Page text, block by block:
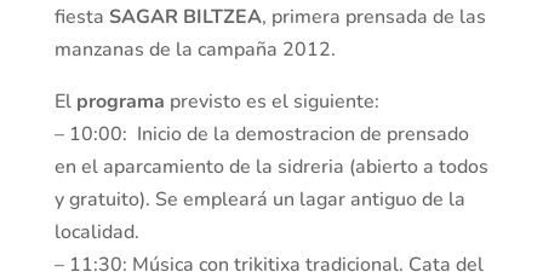
fiesta SAGAR BILTZEA, primera prensada de las
manzanas de la campaña 2012.
El programa previsto es el siguiente:
– 10:00: Inicio de la demostracion de prensado
en el aparcamiento de la sidreria (abierto a todos
y gratuito). Se empleará un lagar antiguo de la
localidad.
– 11:30: Música con trikitixa tradicional. Cata del